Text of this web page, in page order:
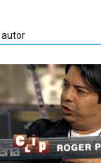
autor